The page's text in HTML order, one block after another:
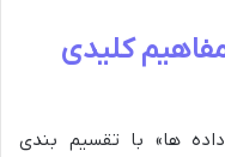
کلیدی
ها» با تقسیم بندی